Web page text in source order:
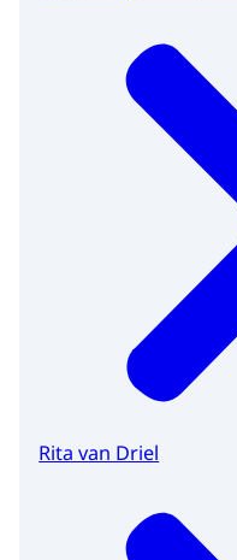
Rita van Driel